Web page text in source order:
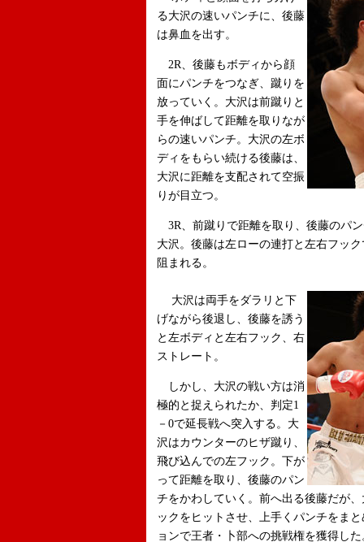
る大沢の速いパンチに、後藤
は鼻血を出す。
2R、後藤もボディから顔
面にパンチをつなぎ、蹴りを
放っていく。大沢は前蹴りと
手を伸ばして距離を取りなが
らの速いパンチ。大沢の左ボ
ディをもらい続ける後藤は、
大沢に距離を支配されて空振
りが目立つ。
3R、前蹴りで距離を取り、後藤のパ
大沢。後藤は左ローの連打と左右フッ
阻まれる。
大沢は両手をダラリと下
げながら後退し、後藤を誘う
と左ボディと左右フック、右
ストレート。
しかし、大沢の戦い方は消
極的と捉えられたか、判定1
－0で延長戦へ突入する。大
沢はカウンターのヒザ蹴り、
飛び込んでの左フック。下が
って距離を取り、後藤のパン
チをかわしていく。前へ出る後藤だが
ックをヒットさせ、上手くパンチをま
ョンで王者・卜部への挑戦権を獲得した